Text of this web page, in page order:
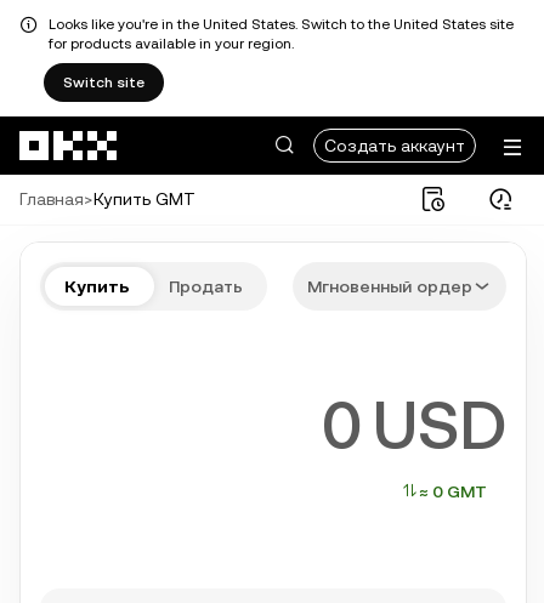
Looks like you're in the United States. Switch to the United States site
for products available in your region.
Switch site
Создать аккаунт
Главная>Купить GMT
Купить Продать Мгновенный ордер
USD
≈ 0 GMT